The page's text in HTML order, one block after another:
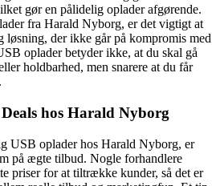
gør en pålidelig oplader afgørende.
fra Harald Nyborg, er det vigtigt at
der ikke går på kompromis med
oplader betyder ikke, at du skal gå
holdbarhed, men snarere at du får
hos Harald Nyborg
USB oplader hos Harald Nyborg, er
på ægte tilbud. Nogle forhandlere
priser for at tiltrække kunder, så det er